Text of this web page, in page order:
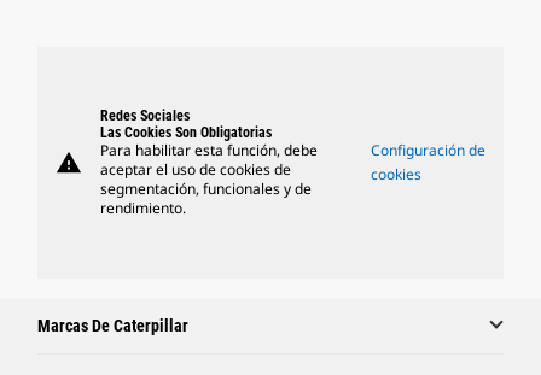
warning
Redes Sociales
Las Cookies Son Obligatorias
Para habilitar esta función, debe
aceptar el uso de cookies de
segmentación, funcionales y de
rendimiento.
Configuración de
cookies
Marcas De Caterpillar